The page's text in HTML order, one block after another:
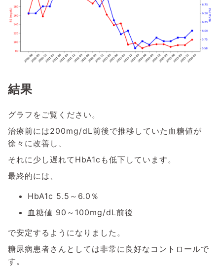
結果
グラフをご覧ください。
治療前には200mg/dL前後で推移していた血糖値が
徐々に改善し、
それに少し遅れてHbA1cも低下しています。
最終的には、
HbA1c 5.5～6.0％
血糖値 90～100mg/dL前後
で安定するようになりました。
糖尿病患者さんとしては非常に良好なコントロールで
す。